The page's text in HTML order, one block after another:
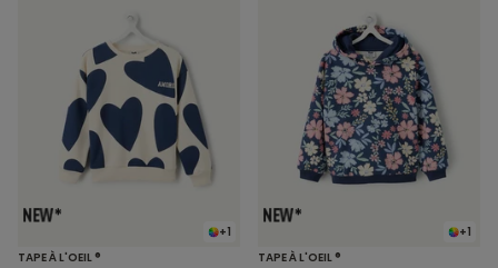
+1
TAPE À L'OEIL ®
+1
TAPE À L'OEIL ®